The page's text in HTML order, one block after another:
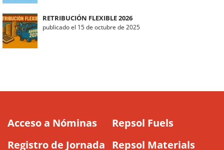
RETRIBUCIÓN FLEXIBLE 2026
publicado el 15 de octubre de 2025
Acceso a Nóminas
Registro de Jornada
Repsol Fuels
Repsol Materials